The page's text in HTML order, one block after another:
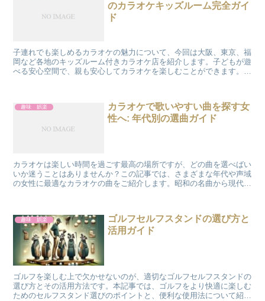
のカラオケキッズルーム完全ガイ
ド
子連れでも楽しめるカラオケの魅力について、今回は大阪、東京、福
岡など各地のキッズルーム付きカラオケ店を紹介します。子どもが遊
べる安心空間で、親も安心してカラオケを楽しむことができます。
趣味 娯楽
カラオケで歌いやすい曲を探す女
性へ: 年代別の選曲ガイド
カラオケは楽しい時間を過ごす最高の場所ですが、どの曲を選べばい
いか迷うことはありませんか？この記事では、さまざまな年代や声域
の女性に最適なカラオケの曲をご紹介します。昭和の名曲から現代の
趣味 娯楽
ゴルフセルフスタンドの選び方と
活用ガイド
ゴルフを楽しむ上で欠かせないのが、適切なゴルフセルフスタンドの
選び方とその活用方法です。本記事では、ゴルフをより快適に楽しむ
ためのセルフスタンド選びのポイントと、便利な使用法について紹介